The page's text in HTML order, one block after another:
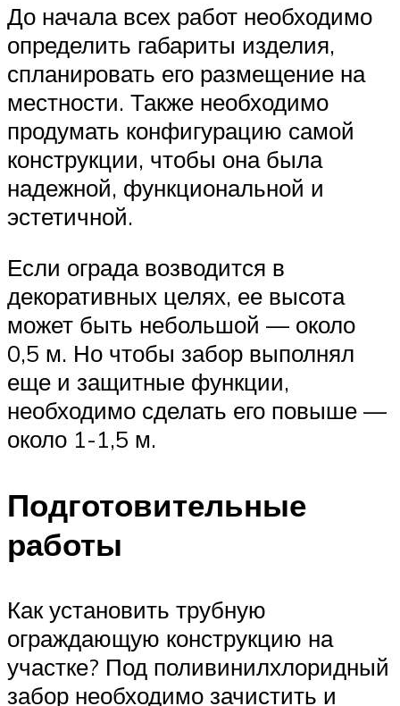
До начала всех работ необходимо
определить габариты изделия,
спланировать его размещение на
местности. Также необходимо
продумать конфигурацию самой
конструкции, чтобы она была
надежной, функциональной и
эстетичной.
Если ограда возводится в
декоративных целях, ее высота
может быть небольшой — около
0,5 м. Но чтобы забор выполнял
еще и защитные функции,
необходимо сделать его повыше —
около 1-1,5 м.
Подготовительные
работы
Как установить трубную
ограждающую конструкцию на
участке? Под поливинилхлоридный
забор необходимо зачистить и